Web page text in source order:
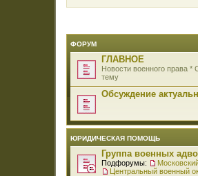
ФОРУМ
ГЛАВНОЕ
Новости военного права
тему
Обсуждение
ЮРИДИЧЕСКАЯ ПОМОЩЬ
Группа военных
Подфорумы:
Центральный военный